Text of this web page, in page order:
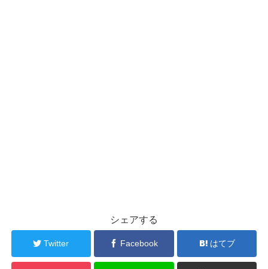
シェアする
Twitter Facebook はてブ